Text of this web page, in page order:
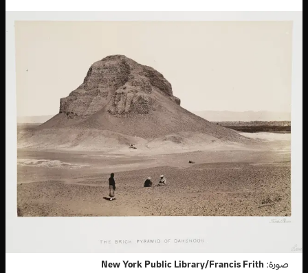
صورة: New York Public Library/Francis Frith